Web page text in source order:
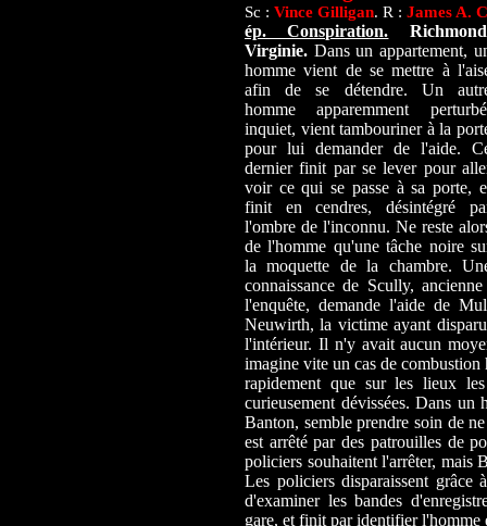
Sc : Vince Gilligan. R : James A.
ép. Conspiration.
Virginie. Dans un appartement,
homme vient de se mettre à
afin de se détendre. Un
homme apparemment
inquiet, vient tambouriner à la
pour lui demander de l'aide.
dernier finit par se lever pour
voir ce qui se passe à sa porte,
finit en cendres, désintégré
l'ombre de l'inconnu. Ne reste
de l'homme qu'une tâche noire
la moquette de la chambre.
connaissance de Scully,
l'enquête, demande l'aide de
Neuwirth, la victime ayant
l'intérieur. Il n'y avait aucun
imagine vite un cas de combustion
rapidement que sur les lieux
curieusement dévissées. Dans
Banton, semble prendre soin de
est arrêté par des patrouilles de
policiers souhaitent l'arrêter, mais
Les policiers disparaissent
d'examiner les bandes
gare, et finit par identifier l'homme